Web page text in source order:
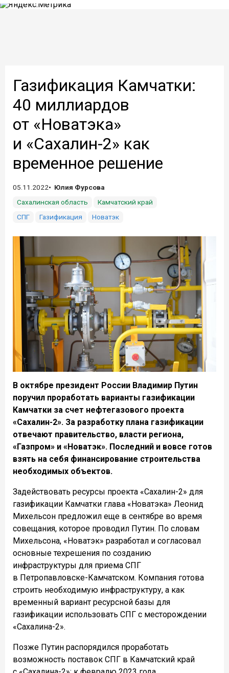
Газификация Камчатки:
40 миллиардов
от «Новатэка»
и «Сахалин-2» как
временное решение
05.11.2022
Юлия Фурсова
Сахалинская область
Камчатский край
СПГ
Газификация Новатэк
В октябре президент России Владимир Путин
поручил проработать варианты газификации
Камчатки за счет нефтегазового проекта
«Сахалин-2». За разработку плана газификации
отвечают правительство, власти региона,
«Газпром» и «Новатэк». Последний и вовсе готов
взять на себя финансирование строительства
необходимых объектов.
Задействовать ресурсы проекта «Сахалин-2» для
газификации Камчатки глава «Новатэка» Леонид
Михельсон предложил еще в сентябре во время
совещания, которое проводил Путин. По словам
Михельсона, «Новатэк» разработал и согласовал
основные техрешения по созданию
инфраструктуры для приема СПГ
в Петропавловске-Камчатском. Компания готова
строить необходимую инфраструктуру, а как
временный вариант ресурсной базы для
газификации использовать СПГ с месторождении
«Сахалина-2».
Позже Путин распорядился проработать
возможность поставок СПГ в Камчатский край